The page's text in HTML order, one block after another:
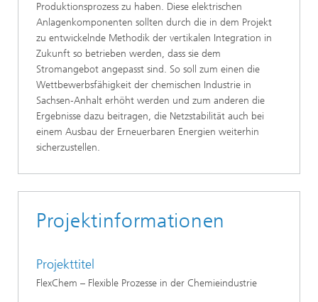
Produktionsprozess zu haben. Diese elektrischen
Anlagenkomponenten sollten durch die in dem Projekt
zu entwickelnde Methodik der vertikalen Integration in
Zukunft so betrieben werden, dass sie dem
Stromangebot angepasst sind. So soll zum einen die
Wettbewerbsfähigkeit der chemischen Industrie in
Sachsen‑Anhalt erhöht werden und zum anderen die
Ergebnisse dazu beitragen, die Netzstabilität auch bei
einem Ausbau der Erneuerbaren Energien weiterhin
sicherzustellen.
Projektinformationen
Projekttitel
FlexChem – Flexible Prozesse in der Chemieindustrie